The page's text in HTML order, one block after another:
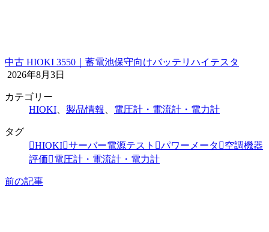
中古 HIOKI 3550｜蓄電池保守向けバッテリハイテスタ
2026年8月3日
カテゴリー
HIOKI
製品情報 電圧計・電流計・電力計
タグ
HIOKI サーバー電源テスト パワーメータ
空調機器
評価
電圧計・電流計・電力計
前の記事